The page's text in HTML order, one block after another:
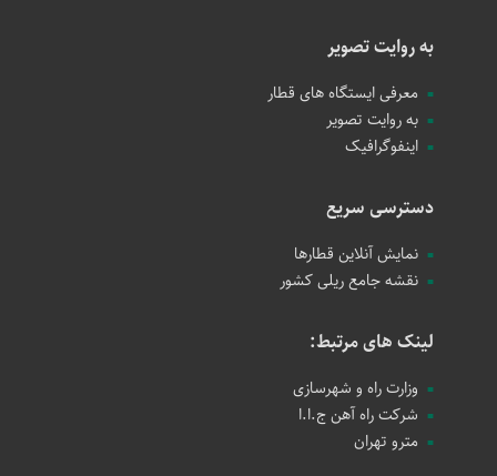
به روایت تصویر
معرفی ایستگاه های قطار
به روایت تصویر
اینفوگرافیک
دسترسی سریع
نمایش آنلاین قطارها
نقشه جامع ریلی کشور
لینک های مرتبط:
وزارت راه و شهرسازی
شرکت راه آهن ج.ا.ا
مترو تهران